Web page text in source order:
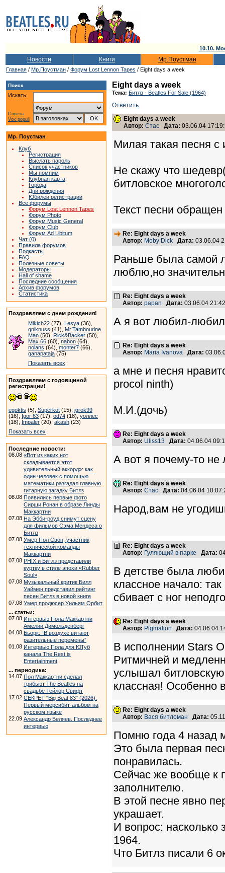
10.10.
Новости Книги Мр.Поустман
Главная / Мр.Поустман / Форум Lost Lennon Tapes / Eight days a week
Поиск
Искать:
Советы
Vox populi
Мр. Поустман
Клуб
Регистрация
Выслать пароль
Список участников
Мы помним
Клубная карта
Города
Дни рождения
Юбилеи регистрации
Все форумы
Форум Lost Lennon Tapes
Форум Photo
Форум Music General
Форум Club
Форум Ad Libitum
Чат (0)
Правила форумов
Подкасты
FAQ
Полезные советы
Модераторы
Hall of shame
Последние сообщения
Архив форумов
Статистика
Поздравляем с днем рождения!
Mikich22 (27), Lesya (36),
gniknuss (41), Mr.Tambourine
Man (50), Rick&Backer (50),
Max 66 (60), nabon (64),
nolans (64), monter7 (66),
ganapataja (75)
Показать всех
Поздравляем с годовщиной
регистрации!
egoktis (5), Superkot (15), igrok99
(16), Igor 63 (17), od74 (18), уоллес
(18), Impaler (20), akash (23)
Показать всех
Последние новости:
08.08 «Вот из каких нот
складывается этот
удивительный аккорд»: как
один человек с помощью
математики разгадал главную
гитарную загадку Битлз
08.08 Появились первые фото
Сирши Ронан в образе Линды
Маккартни
07.08 На Эбби-роуд снимут сцену
для фильмов Сэма Мендеса о
Битлз
07.08 Умер Пол Свон, участник
технической команды
Маккартни
07.08 PHIX и Битлз представили
куртку в стиле эпохи «Rubber
Soul»
07.08 Музыкальный критик Билл
Уаймен представил рейтинг
песен Битлз в новой книге
07.08 Умер продюсер Уильям Орбит
... статьи:
07.08 Интервью Пола Маккартни
Амелии Димольденберг
04.08 Бьорк: “В воздухе витают
разительные перемены”
01.08 Интервью Пола для ЮТуб
канала The Rest is
Entertainment
... периодика:
14.07 Пол Маккартни сделал
трибьют The Beatles на
свадьбе Тейлор Свифт
17.02 СЕКРЕТ "Big Beat 83" (2026).
Первый мерсибит-альбом на
русском языке
22.09 Александр Беляев. Последнее
интервью
Eight days a week
Тема: Битлз - Beatles For Sale (1964)
Ответить
Eight days a week
Автор: Стас Дата: 03.06.04
Милая такая песня с
Не скажу что
битловское
Текст песни
Re: Eight days a week
Автор: Moby Dick Дата: 03.06.04
Раньше была самой
люблю,но
Re: Eight days a week
Автор: papan Дата: 03.06.04
А я вот любил-
Re: Eight days a week
Автор: Maria Ivanova Дата:
а мне и песня
procol ninth)
М.И.(дочь)
Re: Eight days a week
Автор: Uliss13 Дата: 04.06.04
А вот я почему-то
Re: Eight days a week
Автор: Стас Дата: 04.06.04
Народ,вам не
Re: Eight days a week
Автор: Гуляющий в парке Дата:
В детстве была
классное начало:
сбивает с ног
Re: Eight days a week
Автор: Pigmalion Дата: 04.06.04
В исполнении Stars
Ритмичней и
услышал
классная! Особенно
Re: Eight days a week
Автор: Вася битломан Дата:
Помню года 4 назад
Это была первая
понравилась.
Сейчас же вообще к
заполнителю.
В этой песне явно
украшает.
И вопрос: насколько
1964.
Что Битлз писали 6